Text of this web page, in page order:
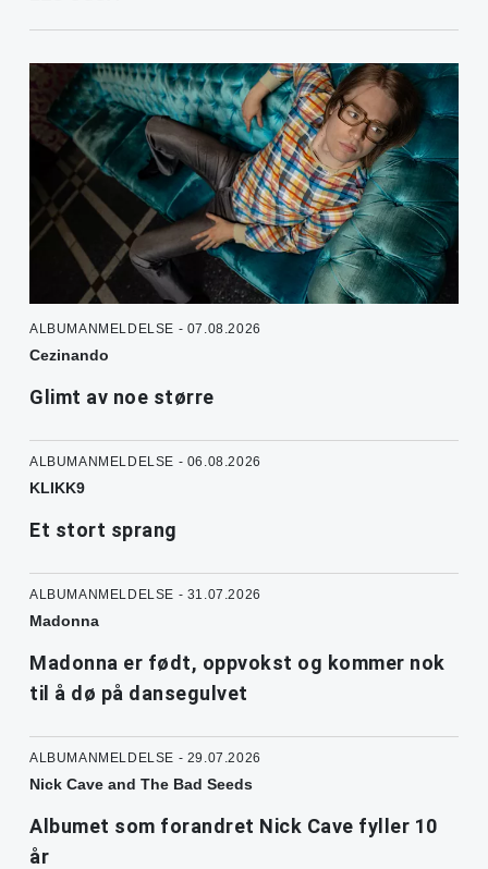
ALBUMANMELDELSE - 07.08.2026
Cezinando
Glimt av noe større
ALBUMANMELDELSE - 06.08.2026
KLIKK9
Et stort sprang
ALBUMANMELDELSE - 31.07.2026
Madonna
Madonna er født, oppvokst og kommer nok
til å dø på dansegulvet
ALBUMANMELDELSE - 29.07.2026
Nick Cave and The Bad Seeds
Albumet som forandret Nick Cave fyller 10
år